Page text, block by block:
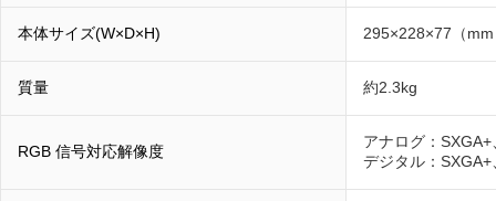
本体サイズ(W×D×H) 295×228×77（
質量 約2.3kg
RGB 信号対応解像度
アナログ：
デジタル：